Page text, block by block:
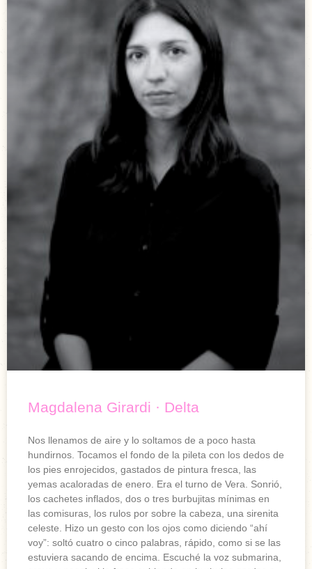
Magdalena Girardi · Delta
Nos llenamos de aire y lo soltamos de a poco hasta
hundirnos. Tocamos el fondo de la pileta con los dedos de
los pies enrojecidos, gastados de pintura fresca, las
yemas acaloradas de enero. Era el turno de Vera. Sonrió,
los cachetes inflados, dos o tres burbujitas mínimas en
las comisuras, los rulos por sobre la cabeza, una sirenita
celeste. Hizo un gesto con los ojos como diciendo “ahí
voy”: soltó cuatro o cinco palabras, rápido, como si se las
estuviera sacando de encima. Escuché la voz submarina,